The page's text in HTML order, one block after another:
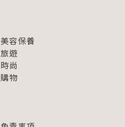
美容保養
旅遊
時尚
購物